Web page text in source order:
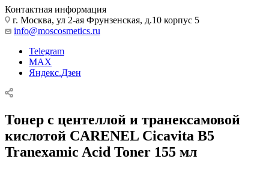
Контактная информация
г. Москва, ул 2-ая Фрунзенская, д.10 корпус 5
info@moscosmetics.ru
Telegram
MAX
Яндекс.Дзен
Тонер с центеллой и транексамовой
кислотой CARENEL Cicavita B5
Tranexamic Acid Toner 155 мл